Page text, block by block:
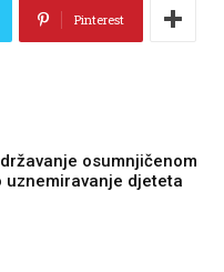
Pinterest
osumnjičenom
uznemiravanje djeteta